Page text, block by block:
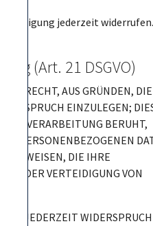
jederzeit
(Art. 21 DSGVO)
RECHT, AUS GRÜNDEN, DIE
EINZULEGEN;
VERARBEITUNG BERUHT,
PERSONENBEZOGENEN
DIE IHRE
ODER VERTEIDIGUNG VON
JEDERZEIT WIDERSPRUCH